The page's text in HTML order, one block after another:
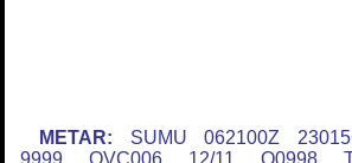
METAR: SUMU 062100Z